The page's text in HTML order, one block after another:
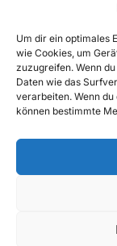
Um dir ein optimales
wie Cookies, um
zuzugreifen. Wenn
Daten wie das
verarbeiten. Wenn
können bestimmte
Schnappsbrenn-
Aktionstage
KONTAKT &
Kontaktformular
Öffnungszeiten
Anfahrt & Karte
Online-Shop
© 2026